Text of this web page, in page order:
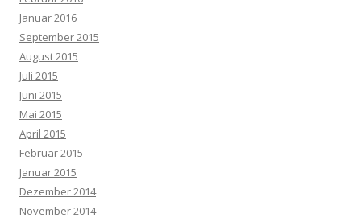
Januar 2016
September 2015
August 2015
Juli 2015
Juni 2015
Mai 2015
April 2015
Februar 2015
Januar 2015
Dezember 2014
November 2014